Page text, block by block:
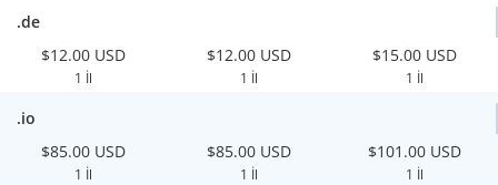
.de
$12.00 USD
1 İl
$12.00 USD
1 İl
$15.00 USD
1 İl
.io
$85.00 USD
1 İl
$85.00 USD
1 İl
$101.00 USD
1 İl